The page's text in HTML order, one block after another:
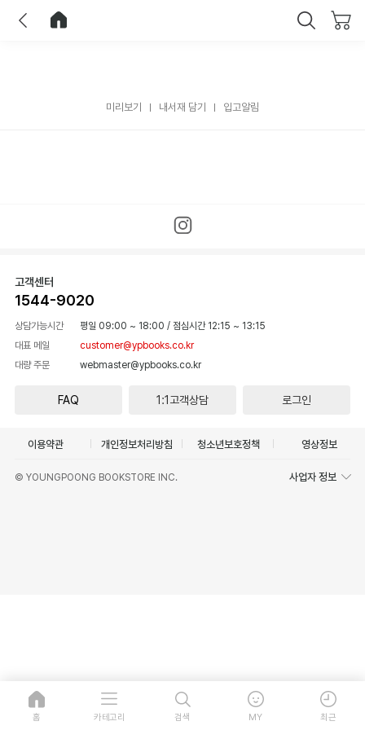
미리보기 내서재 담기 입고알림
고객센터
1544-9020
상담가능시간 평일 09:00 ~ 18:00 / 점심시간 12:15 ~ 13:15
대표 메일
customer@ypbooks.co.kr
대량 주문
webmaster@ypbooks.co.kr
FAQ 1:1고객상담 로그인
이용약관 개인정보처리방침 청소년보호정책 영상정보
© YOUNGPOONG BOOKSTORE INC. 사업자 정보
홈 카테고리 검색 MY 최근